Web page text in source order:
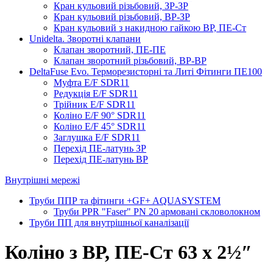
Кран кульовий різьбовий, ЗР-ЗР
Кран кульовий різьбовий, ВР-ЗР
Кран кульовий з накидною гайкою ВР, ПЕ-Ст
Unidelta. Зворотні клапани
Клапан зворотний, ПЕ-ПЕ
Клапан зворотний різьбовий, ВР-ВР
DeltaFuse Evo. Терморезисторні та Литі Фітинги ПЕ100
Муфта E/F SDR11
Редукція E/F SDR11
Трійник E/F SDR11
Коліно E/F 90° SDR11
Коліно E/F 45° SDR11
Заглушка E/F SDR11
Перехід ПЕ-латунь ЗР
Перехід ПЕ-латунь ВР
Внутрішні мережі
Труби ППР та фітинги +GF+ AQUASYSTEM
Труби PPR "Faser" PN 20 армовані скловолокном
Труби ПП для внутрішньої каналізації
Коліно з ВР, ПЕ-Ст 63 х 2½″